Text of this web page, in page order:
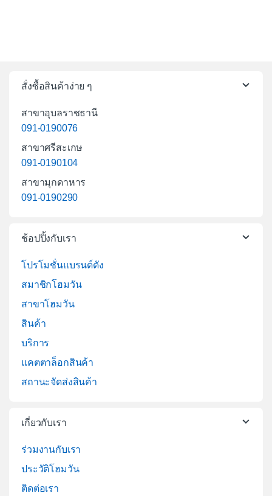
สั่งซื้อสินค้าง่าย ๆ
สาขาอุบลราชธานี
091-0190076
สาขาศรีสะเกษ
091-0190104
สาขามุกดาหาร
091-0190290
ช้อปปิ้งกับเรา
โปรโมชั่นแบรนด์ดัง
สมาชิกโฮมวัน
สาขาโฮมวัน
สินค้า
บริการ
แคตตาล็อกสินค้า
สถานะจัดส่งสินค้า
เกี่ยวกับเรา
ร่วมงานกับเรา
ประวัติโฮมวัน
ติดต่อเรา